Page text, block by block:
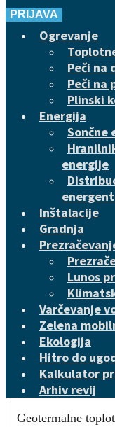
PRIJAVA
Ogrevanje
Peči na
Peči na
Plinski
Energija
Sončne
energije
Inštalacije
Gradnja
Lunos
Varčevanje
Zelena
Ekologija
Hitro do
Kalkulator
Arhiv revij
Geotermalne